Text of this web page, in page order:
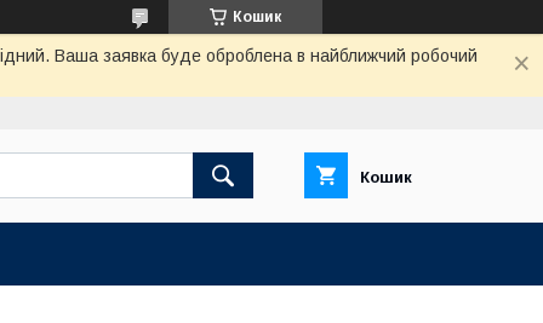
Кошик
Ваша заявка буде оброблена в найближчий робочий
Кошик